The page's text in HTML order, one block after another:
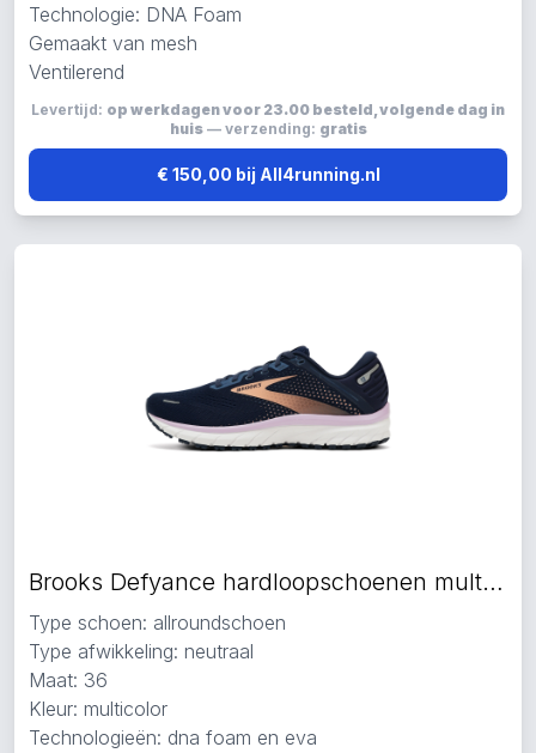
Technologie: DNA Foam
Gemaakt van mesh
Ventilerend
Levertijd: op werkdagen voor 23.00 besteld, volgende dag in
huis— verzending: gratis
€ 150,00 bij All4running.nl
Brooks Defyance hardloopschoenen multicolor
Type schoen: allroundschoen
Type afwikkeling: neutraal
Maat: 36
Kleur: multicolor
Technologieën: dna foam en eva